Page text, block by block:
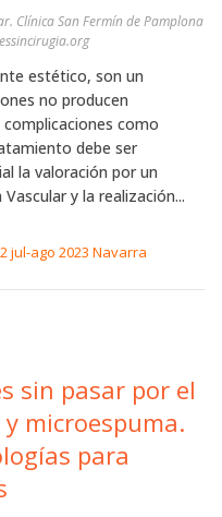
Clínica San Fermín de Pamplona
estético, son un
no producen
como
debe ser
la valoración por un
y la realización...
jul-ago 2023 Navarra
sin pasar por el
microespuma.
para